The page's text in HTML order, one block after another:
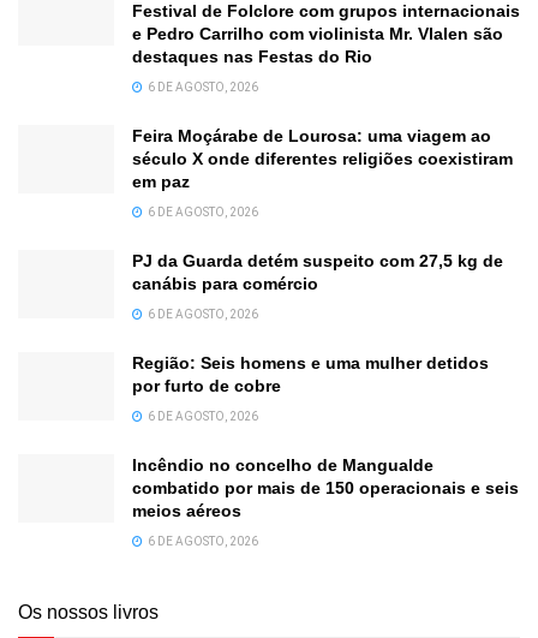
Festival de Folclore com grupos internacionais
e Pedro Carrilho com violinista Mr. Vlalen são
destaques nas Festas do Rio
6 DE AGOSTO, 2026
Feira Moçárabe de Lourosa: uma viagem ao
século X onde diferentes religiões coexistiram
em paz
6 DE AGOSTO, 2026
PJ da Guarda detém suspeito com 27,5 kg de
canábis para comércio
6 DE AGOSTO, 2026
Região: Seis homens e uma mulher detidos
por furto de cobre
6 DE AGOSTO, 2026
Incêndio no concelho de Mangualde
combatido por mais de 150 operacionais e seis
meios aéreos
6 DE AGOSTO, 2026
Os nossos livros